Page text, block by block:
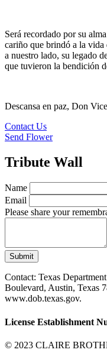
Será recordado por su
cariño que brindó a la vida
a nuestro lado, su legado
que tuvieron la bendición
Descansa en paz, Don
Contact Us
Send Flower
Tribute Wall
Name
Email
Please share your
Submit
Contact: Texas
Boulevard, Austin, Texas
www.dob.texas.gov.
License Establishment
© 2023 CLAIRE